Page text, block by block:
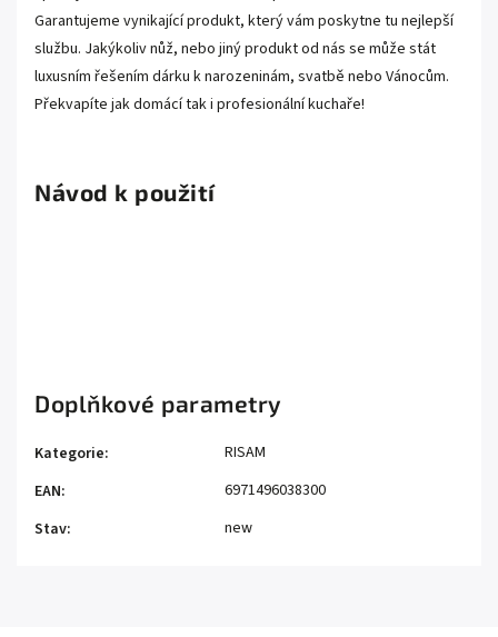
Garantujeme vynikající produkt, který vám poskytne tu nejlepší
službu. Jakýkoliv nůž, nebo jiný produkt od nás se může stát
luxusním řešením dárku k narozeninám, svatbě nebo Vánocům.
Překvapíte jak domácí tak i profesionální kuchaře!
Návod k použití
Doplňkové parametry
Kategorie:
RISAM
EAN:
6971496038300
Stav: new